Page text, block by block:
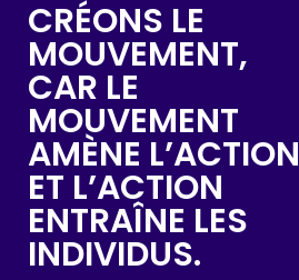
CRÉONS LE
MOUVEMENT,
CAR LE
MOUVEMENT
AMÈNE L’ACTION
ET L’ACTION
ENTRAÎNE LES
INDIVIDUS.